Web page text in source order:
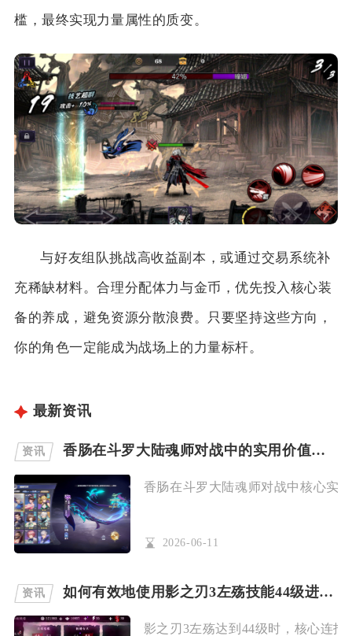
槛，最终实现力量属性的质变。
与好友组队挑战高收益副本，或通过交易系统补
充稀缺材料。合理分配体力与金币，优先投入核心装
备的养成，避免资源分散浪费。只要坚持这些方向，
你的角色一定能成为战场上的力量标杆。
最新资讯
资讯 香肠在斗罗大陆魂师对战中的实用价值是什么
香肠在斗罗大陆魂师对战中核心实
2026-06-11
资讯 如何有效地使用影之刃3左殇技能44级进行连招
影之刃3左殇达到44级时，核心连